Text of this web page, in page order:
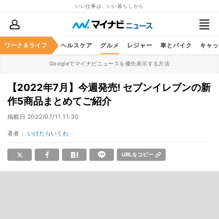
いい仕事は、いい暮らしから
ワーク＆ライフ
マネー 暮らし ヘルスケア グルメ レジャー 車とバイク キャ
Googleでマイナビニュースを優先表示する方法
【2022年7月】今週発売! セブンイレブンの新
作5商品まとめてご紹介
掲載日 2022/07/11 11:30
著者： いけたらいくわ
URLをコピー